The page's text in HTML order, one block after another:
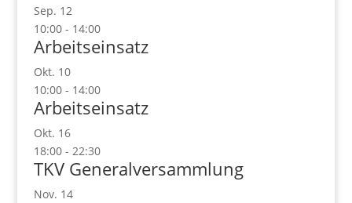
Sep. 12
10:00- 14:00
Arbeitseinsatz
Okt. 10
10:00- 14:00
Arbeitseinsatz
Okt. 16
18:00- 22:30
TKV Generalversammlung
Nov. 14